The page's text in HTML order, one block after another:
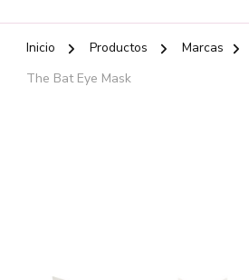
Inicio Productos Marcas
The Bat Eye Mask